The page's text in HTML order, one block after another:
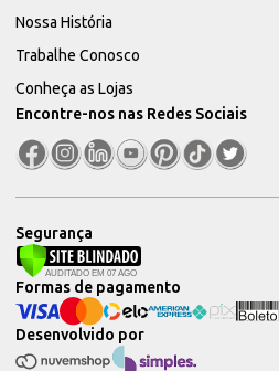
Nossa História
Trabalhe Conosco
Conheça as Lojas
Encontre-nos nas Redes Sociais
Segurança
Desenvolvido por
Formas de pagamento